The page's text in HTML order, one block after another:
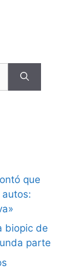
que
biopic de
parte